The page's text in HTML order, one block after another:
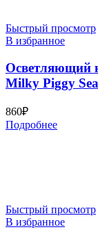
Быстрый просмотр
В избранное
Осветляющий
Milky Piggy
860₽
Подробнее
Быстрый просмотр
В избранное